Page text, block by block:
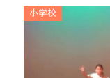
小学校